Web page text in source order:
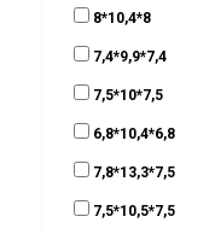
8*10,4*8
7,4*9,9*7,4
7,5*10*7,5
6,8*10,4*6,8
7,8*13,3*7,5
7,5*10,5*7,5